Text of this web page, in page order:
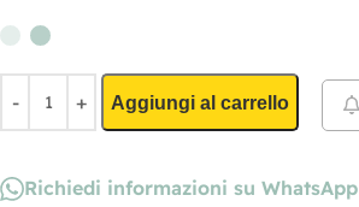
Aggiungi al carrello
Richiedi informazioni su WhatsApp